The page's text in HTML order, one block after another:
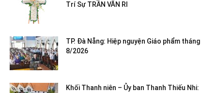
Trí Sự TRẦN VĂN RI
TP. Đà Nẵng: Hiệp nguyện Giáo phẩm tháng
8/2026
Khối Thanh niên – Ủy ban Thanh Thiếu Nhi: